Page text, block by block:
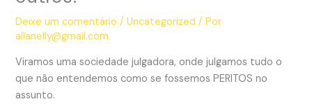
Deixe um comentário /Uncategorized / Por
allanelly@gmail.com
Viramos uma sociedade julgadora, onde julgamos tudo o
que não entendemos como se fossemos PERITOS no
assunto.